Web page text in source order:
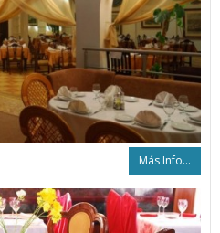
Más Info...